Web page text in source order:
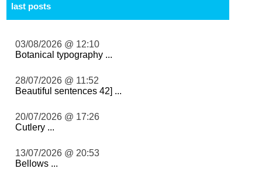
last posts
03/08/2026 @ 12:10
Botanical typography ...
28/07/2026 @ 11:52
Beautiful sentences 42] ...
20/07/2026 @ 17:26
Cutlery ...
13/07/2026 @ 20:53
Bellows ...